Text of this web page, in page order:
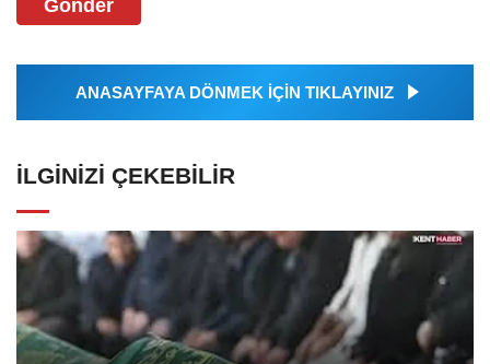
Gönder
ANASAYFAYA DÖNMEK İÇİN TIKLAYINIZ
İLGINIZI ÇEKEBILIR